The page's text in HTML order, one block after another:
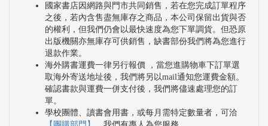
國家書店因網路與門市共同銷售，若在您完成訂單程序
之後，若內含售盡無庫存之商品，本公司保留出貨與否
的權利，但我們仍會以最快速度為您下單調貨。但恐原
出版機關亦無庫存可供銷售，缺書部份我們將為您進行
退款作業。
海外購書運費一律另行報價 ，當您進購物車下訂單選
取海外寄送地址後，我們將另以mail通知您運費金額。
確認書款與運費一併支付後，我們將儘速處理您的訂
單。
學校團體、讀書會用書，或每月需特定數量者，可洽